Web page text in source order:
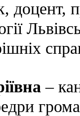
доцент,
–